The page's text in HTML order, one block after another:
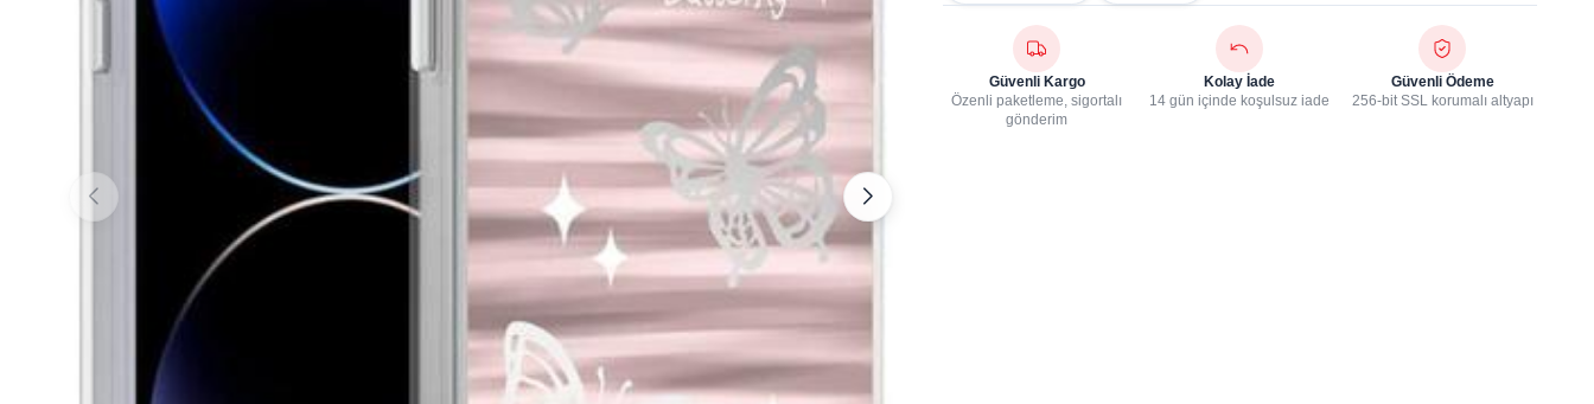
Güvenli Kargo
Özenli paketleme, sigortalı
gönderim
Kolay İade
14 gün içinde koşulsuz iade
Güvenli Ödeme
256-bit SSL korumalı altyapı